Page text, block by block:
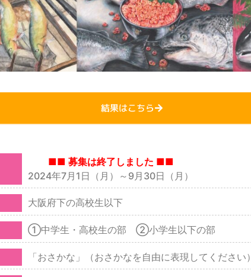
結果はこちら
■■ 募集は終了しました ■■
2024年7月1日（月）～9月30日（月）
大阪府下の高校生以下
①中学生・高校生の部 ②小学生以下の部
「おさかな」（おさかなを自由に表現してください）